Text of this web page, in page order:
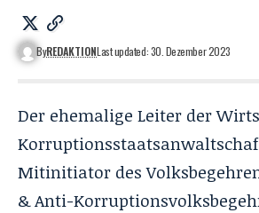
ByREDAKTIONLast updated: 30. Dezember 2023
Der ehemalige Leiter der
Mitinitiator des
& Anti-